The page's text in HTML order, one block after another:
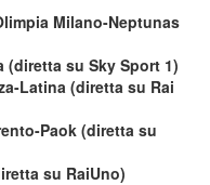
Milano-Neptunas
(diretta su Sky Sport 1)
Latina (diretta su Rai
Paok (diretta su
su RaiUno)